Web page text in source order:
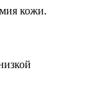
кожи.